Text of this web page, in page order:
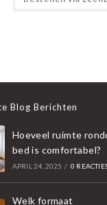
Blog Berichten
Hoeveel ruimte
bed is comfortabel?
APRIL 24, 2025 / 0
Welk formaat